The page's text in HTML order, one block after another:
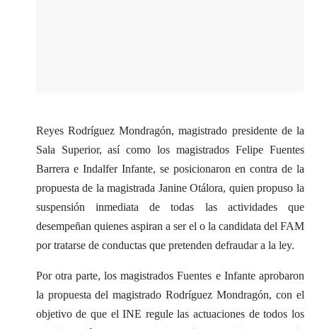
Reyes Rodríguez Mondragón, magistrado presidente de la
Sala Superior, así como los magistrados Felipe Fuentes
Barrera e Indalfer Infante, se posicionaron en contra de la
propuesta de la magistrada Janine Otálora, quien propuso la
suspensión inmediata de todas las actividades que
desempeñan quienes aspiran a ser el o la candidata del FAM
por tratarse de conductas que pretenden defraudar a la ley.
Por otra parte, los magistrados Fuentes e Infante aprobaron
la propuesta del magistrado Rodríguez Mondragón, con el
objetivo de que el INE regule las actuaciones de todos los